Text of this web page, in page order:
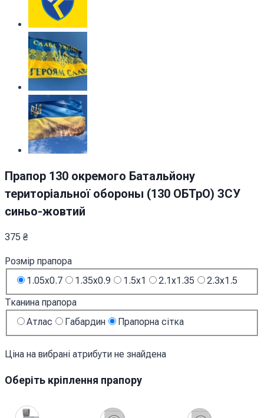
Прапор 130 окремого Батальйону
територіальної обороны (130 ОБТрО) ЗСУ
синьо-жовтий
375 ₴
Розмір прапора
1.05x0.7
1.35x0.9 1.5x1 2.1x1.35
2.3x1.5
Тканина прапора
Атлас
Габардин Прапорна сітка
Ціна на вибрані атрибути не знайдена
Оберіть кріплення прапору